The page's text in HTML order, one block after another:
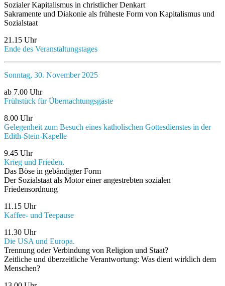
Sozialer Kapitalismus in christlicher Denkart
Sakramente und Diakonie als früheste Form von Kapitalismus und
Sozialstaat
21.15 Uhr
Ende des Veranstaltungstages
Sonntag, 30. November 2025
ab 7.00 Uhr
Frühstück für Übernachtungsgäste
8.00 Uhr
Gelegenheit zum Besuch eines katholischen Gottesdienstes in der
Edith-Stein-Kapelle
9.45 Uhr
Krieg und Frieden.
Das Böse in gebändigter Form
Der Sozialstaat als Motor einer angestrebten sozialen
Friedensordnung
11.15 Uhr
Kaffee- und Teepause
11.30 Uhr
Die USA und Europa.
Trennung oder Verbindung von Religion und Staat?
Zeitliche und überzeitliche Verantwortung: Was dient wirklich dem
Menschen?